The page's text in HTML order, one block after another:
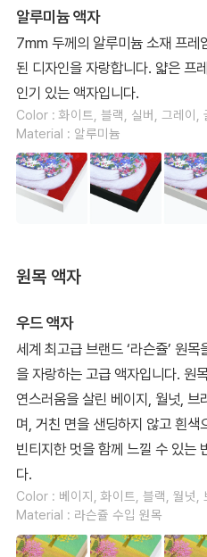
알루미늄 액자
7mm 두께의 알루미늄 소재 프레
된 디자인을 자랑합니다. 얇은 프
인기 있는 액자입니다.
Color : 화이트, 블랙, 실버, 그레이,
Material : 알루미늄
원목 액자
우드 액자
세계 최고급 브랜드 ‘라슨쥴’ 원
을 자랑하는 고급 액자입니다. 원
연스러움을 살린 베이지, 월넛, 브
며, 거친 면을 샌딩하지 않고 흰
빈티지한 멋을 함께 느낄 수 있는
다.
Color : 베이지, 화이트, 블랙, 월넛,
Material : 라슨쥴 수입 원목